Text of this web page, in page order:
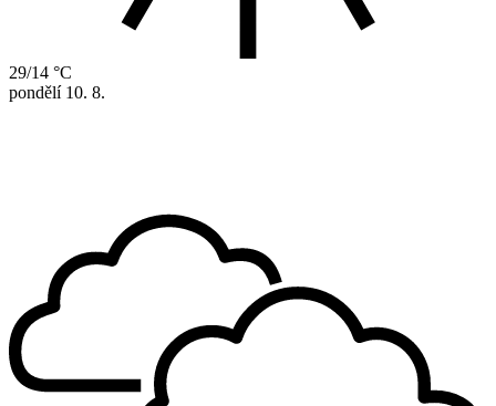
29/14 °C
pondělí 10. 8.